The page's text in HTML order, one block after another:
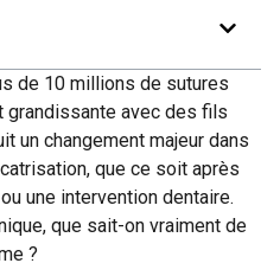
de 10 millions de sutures
grandissante avec des fils
un changement majeur dans
que ce soit après
une intervention dentaire.
que sait-on vraiment de
?